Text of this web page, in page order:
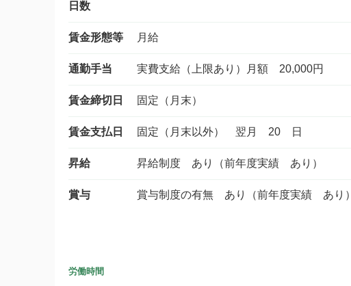
日数
賃金形態等 月給
通勤手当 実費支給（上限あり）月額 20,000円
賃金締切日 固定（月末）
賃金支払日 固定（月末以外） 翌月 20 日
昇給 昇給制度 あり（前年度実績 あり）
賞与 賞与制度の有無 あり（前年度実績 あり）
労働時間